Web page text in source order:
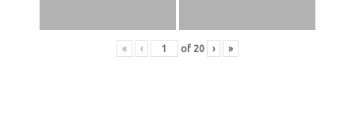
« ‹ of 20 › »